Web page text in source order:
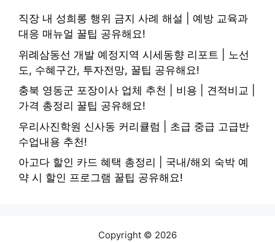
직장 내 성희롱 행위 금지 사례 해설 | 예방 교육과
대응 매뉴얼 꿀팁 공유해요!
위례삼동선 개발 예정지역 시세동향 리포트 | 노선
도, 수혜구간, 투자전망, 꿀팁 공유해요!
충북 영동군 포장이사 업체 추천 | 비용 | 견적비교 |
가격 총정리 꿀팁 공유해요!
우리사진학원 신사동 커리큘럼 | 초급 중급 고급반
수업내용 추천!
아고다 할인 카드 혜택 총정리 | 국내/해외 숙박 예
약 시 할인 프로그램 꿀팁 공유해요!
Copyright © 2026